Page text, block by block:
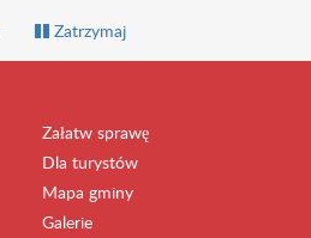
Zatrzymaj
Załatw sprawę
Dla turystów
Mapa gminy
Galerie